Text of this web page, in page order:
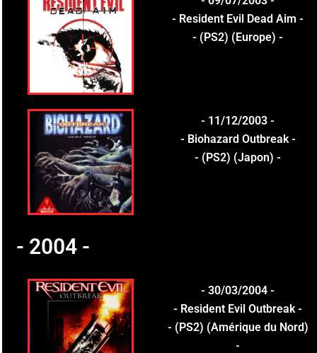
- Resident Evil Dead Aim -
- (PS2) (Europe) -
- 11/12/2003 -
- Biohazard Outbreak -
- (PS2) (Japon) -
- 2004 -
- 30/03/2004 -
- Resident Evil Outbreak -
- (PS2) (Amérique du Nord)
-